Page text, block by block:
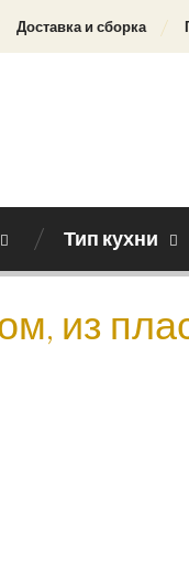
Доставка и сборка
Тип кухни
из